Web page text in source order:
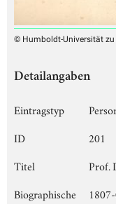
© Humboldt-Universität
Detailangaben
Eintragstyp
ID
201
Titel
Prof.
Biographische